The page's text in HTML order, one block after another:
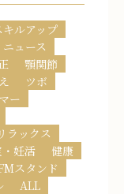
キルアップ
ニュース
顎関節
ツボ
ー
ラックス
妊活
健康
スタンド
ALL